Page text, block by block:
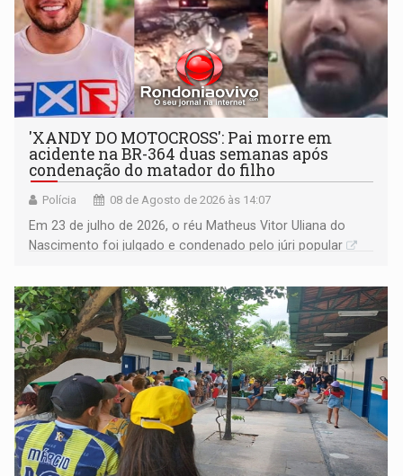
'XANDY DO MOTOCROSS': Pai morre em
acidente na BR-364 duas semanas após
condenação do matador do filho
Polícia 08 de Agosto de 2026 às 14:07
Em 23 de julho de 2026, o réu Matheus Vitor Uliana do
Nascimento foi julgado e condenado pelo júri popular